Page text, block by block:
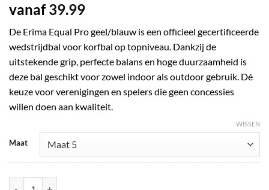
vanaf39.99
De Erima Equal Pro geel/blauw is een officieel gecertificeerde
wedstrijdbal voor korfbal op topniveau. Dankzij de
uitstekende grip, perfecte balans en hoge duurzaamheid is
deze bal geschikt voor zowel indoor als outdoor gebruik. Dé
keuze voor verenigingen en spelers die geen concessies
willen doen aan kwaliteit.
Maat
WISSEN